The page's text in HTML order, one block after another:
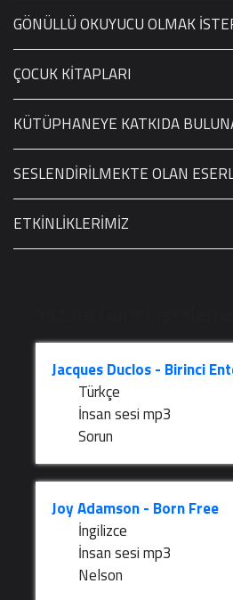
GÖNÜLLÜ OKUYUCU OLMAK
ÇOCUK KİTAPLARI
KÜTÜPHANEYE KATKIDA
SESLENDİRİLMEKTE OLAN
ETKİNLİKLERİMİZ
Jacques Duclos - Birinci
Türkçe
İnsan sesi mp3
Sorun
Joy Adamson - Born Free
İngilizce
İnsan sesi mp3
Nelson